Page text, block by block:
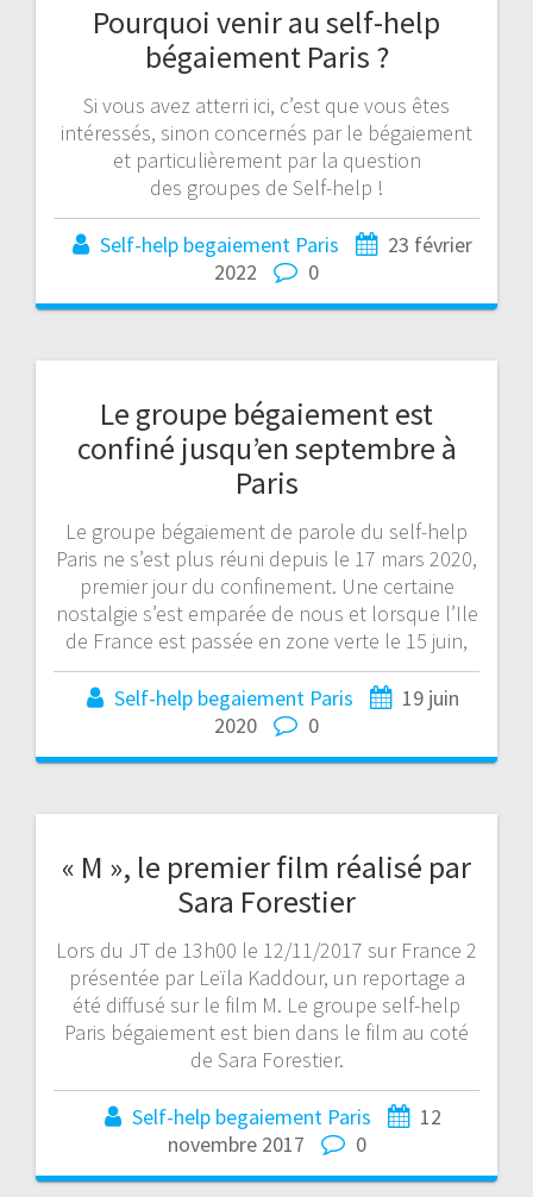
Pourquoi venir au self-help
bégaiement Paris ?
Si vous avez atterri ici, c’est que vous êtes
intéressés, sinon concernés par le bégaiement
et particulièrement par la question
des groupes de Self-help !
Self-help begaiement Paris
23 février
2022
0
Le groupe bégaiement est
confiné jusqu’en septembre à
Paris
Le groupe bégaiement de parole du self-help
Paris ne s’est plus réuni depuis le 17 mars 2020,
premier jour du confinement. Une certaine
nostalgie s’est emparée de nous et lorsque l’Ile
de France est passée en zone verte le 15 juin,
Self-help begaiement Paris
19 juin
2020
0
« M », le premier film réalisé par
Sara Forestier
Lors du JT de 13h00 le 12/11/2017 sur France 2
présentée par Leïla Kaddour, un reportage a
été diffusé sur le film M. Le groupe self-help
Paris bégaiement est bien dans le film au coté
de Sara Forestier.
Self-help begaiement Paris
12
novembre 2017
0